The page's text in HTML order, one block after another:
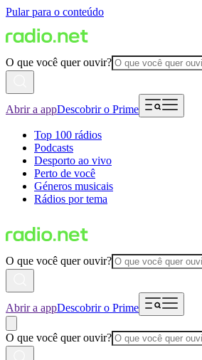
Pular para o conteúdo
O que você quer ouvir?
Abrir a appDescobrir o Prime
Top 100 rádios
Podcasts
Desporto ao vivo
Perto de você
Géneros musicais
Rádios por tema
O que você quer ouvir?
Abrir a appDescobrir o Prime
O que você quer ouvir?